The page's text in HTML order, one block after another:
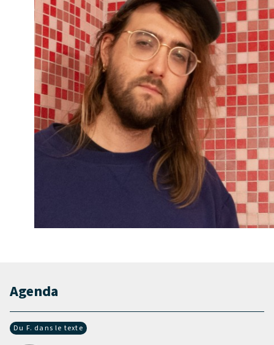
Agenda
Du F. dans le texte